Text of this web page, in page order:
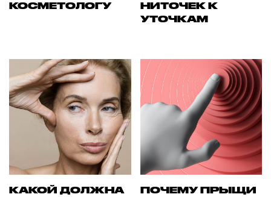
КОСМЕТОЛОГУ
НИТОЧЕК К
УТОЧКАМ
КАКОЙ ДОЛЖНА
ПОЧЕМУ ПРЫЩИ